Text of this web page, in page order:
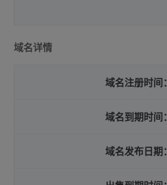
域名详情
域名注册时间：
域名到期时间：
域名发布日期：